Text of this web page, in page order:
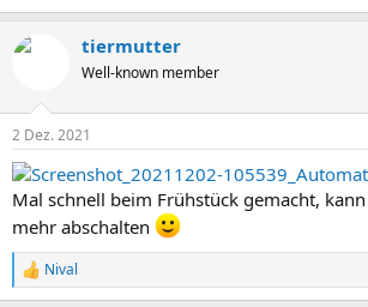
tiermutter
Well-known member
2 Dez. 2021
Mal schnell beim Frühstück gemacht,
mehr abschalten
R
e
Nival